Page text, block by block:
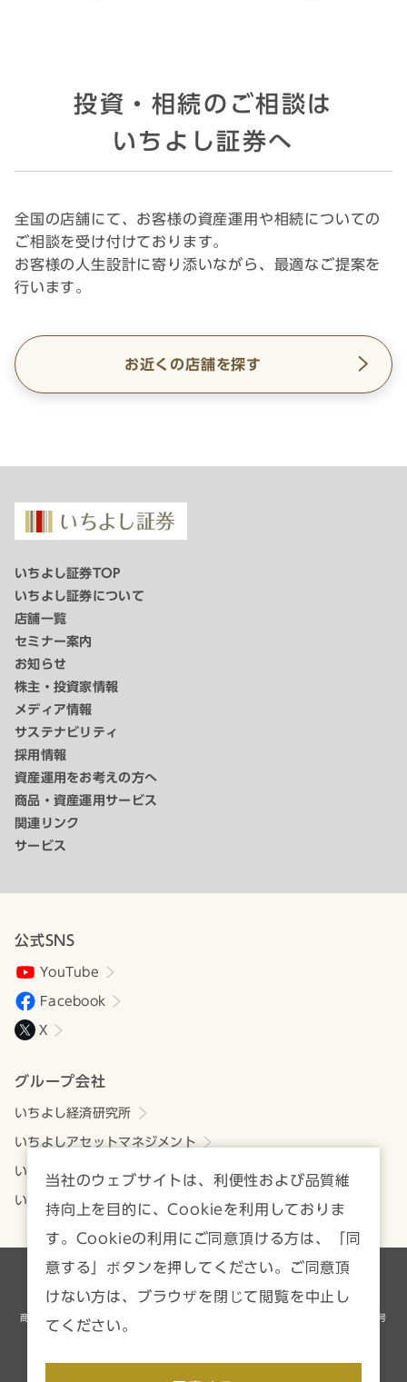
投資・相続のご相談は
いちよし証券へ
全国の店舗にて、お客様の資産運用や相続についての
ご相談を受け付けております。
お客様の人生設計に寄り添いながら、最適なご提案を
行います。
お近くの店舗を探す
いちよし証券TOP
いちよし証券について
店舗一覧
セミナー案内
お知らせ
株主・投資家情報
メディア情報
サステナビリティ
採用情報
資産運用をお考えの方へ
商品・資産運用サービス
関連リンク
サービス
公式SNS
YouTube
Facebook
X
グループ会社
いちよし経済研究所
いちよしアセットマネジメント
いちよしビジネスサービス
いちよしIFA
各種方針・注意事項一覧 サイトマップ
商号等／いちよし証券株式会社 金融商品取引業者 関東財務局長（金商）第24号
当社のウェブサイトは、利便性および品質維
持向上を目的に、Cookieを利用しておりま
す。Cookieの利用にご同意頂ける方は、「同
意する」ボタンを押してください。ご同意頂
けない方は、ブラウザを閉じて閲覧を中止し
てください。